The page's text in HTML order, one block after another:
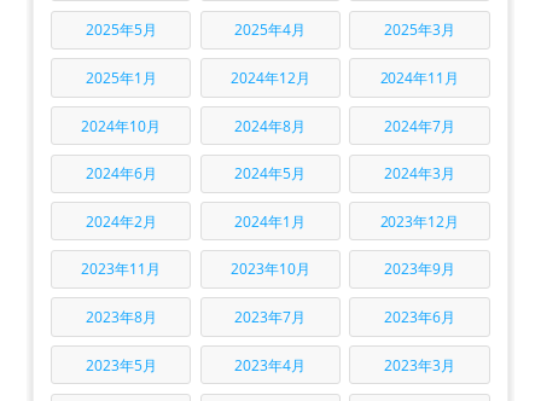
2025年5月 2025年4月 2025年3月
2025年1月 2024年12月 2024年11月
2024年10月 2024年8月 2024年7月
2024年6月 2024年5月 2024年3月
2024年2月 2024年1月 2023年12月
2023年11月 2023年10月 2023年9月
2023年8月 2023年7月 2023年6月
2023年5月 2023年4月 2023年3月